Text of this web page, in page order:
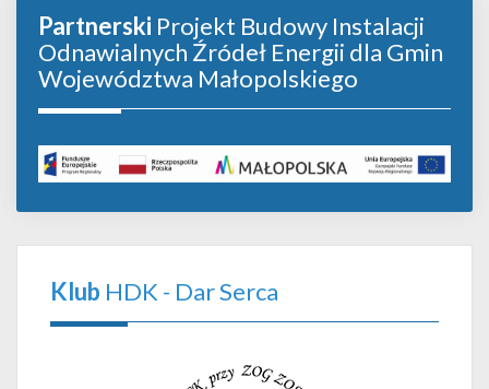
Partnerski Projekt Budowy Instalacji
Odnawialnych Źródeł Energii dla Gmin
Województwa Małopolskiego
Klub HDK - Dar Serca